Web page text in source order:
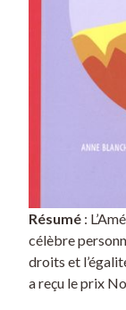
Résumé :
célèbre
droits et
a reçu le prix